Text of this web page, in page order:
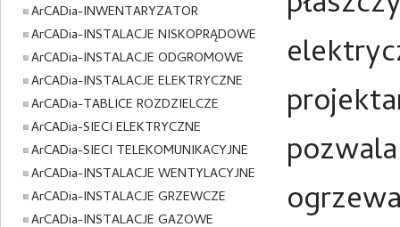
ArCADia-INWENTARYZATOR
ArCADia-INSTALACJE NISKOPRĄDOWE
ArCADia-INSTALACJE ODGROMOWE
ArCADia-INSTALACJE ELEKTRYCZNE
ArCADia-TABLICE ROZDZIELCZE
ArCADia-SIECI ELEKTRYCZNE
ArCADia-SIECI TELEKOMUNIKACYJNE
ArCADia-INSTALACJE WENTYLACYJNE
ArCADia-INSTALACJE GRZEWCZE
ArCADia-INSTALACJE GAZOWE